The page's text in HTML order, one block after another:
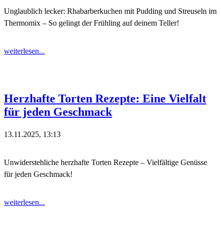
Unglaublich lecker: Rhabarberkuchen mit Pudding und Streuseln im
Thermomix – So gelingt der Frühling auf deinem Teller!
weiterlesen...
Herzhafte Torten Rezepte: Eine Vielfalt
für jeden Geschmack
13.11.2025, 13:13
Unwiderstehliche herzhafte Torten Rezepte – Vielfältige Genüsse
für jeden Geschmack!
weiterlesen...